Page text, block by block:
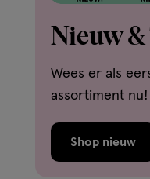
Nieuw
Wees er als
assortiment nu!
Shop nieuw